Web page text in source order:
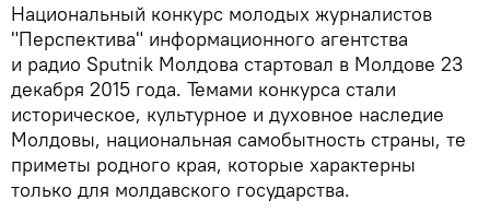
Национальный конкурс молодых журналистов
"Перспектива" информационного агентства
и радио Sputnik Молдова стартовал в Молдове 23
декабря 2015 года. Темами конкурса стали
историческое, культурное и духовное наследие
Молдовы, национальная самобытность страны, те
приметы родного края, которые характерны
только для молдавского государства.